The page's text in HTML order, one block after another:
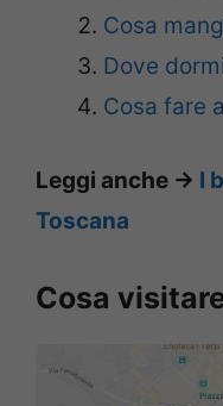
Cosa
Dove
Cosa fare
Leggi anche -> I
Toscana
Cosa